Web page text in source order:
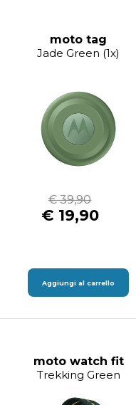
moto tag
Jade Green (1x)
€ 39,90
€ 19,90
Aggiungi al carrello
moto watch fit
Trekking Green